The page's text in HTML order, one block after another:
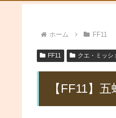
ホーム FF11
FF11 クエ・ミッシ
【FF11】